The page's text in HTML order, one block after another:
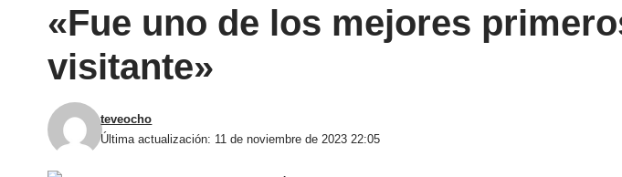
«Fue uno de los mejores
visitante»
Última actualización: 11 de noviembre de 2023 22:05
teveocho